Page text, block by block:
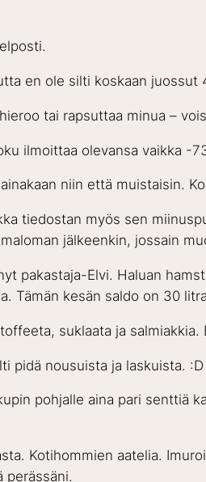
en ole silti koskaan
tai rapsuttaa minua –
ilmoittaa olevansa vaikka -
niin että muistaisin.
tiedostan myös sen
jälkeenkin, jossain
pakastaja-Elvi. Haluan
Tämän kesän saldo on 30
suklaata ja
pidä nousuista ja laskuista. :D
pohjalle aina pari senttiä
Kotihommien aatelia.
perässäni.